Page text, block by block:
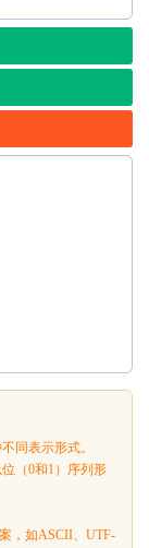
同表示形式。
（0和1）序列形
，如ASCII、UTF-